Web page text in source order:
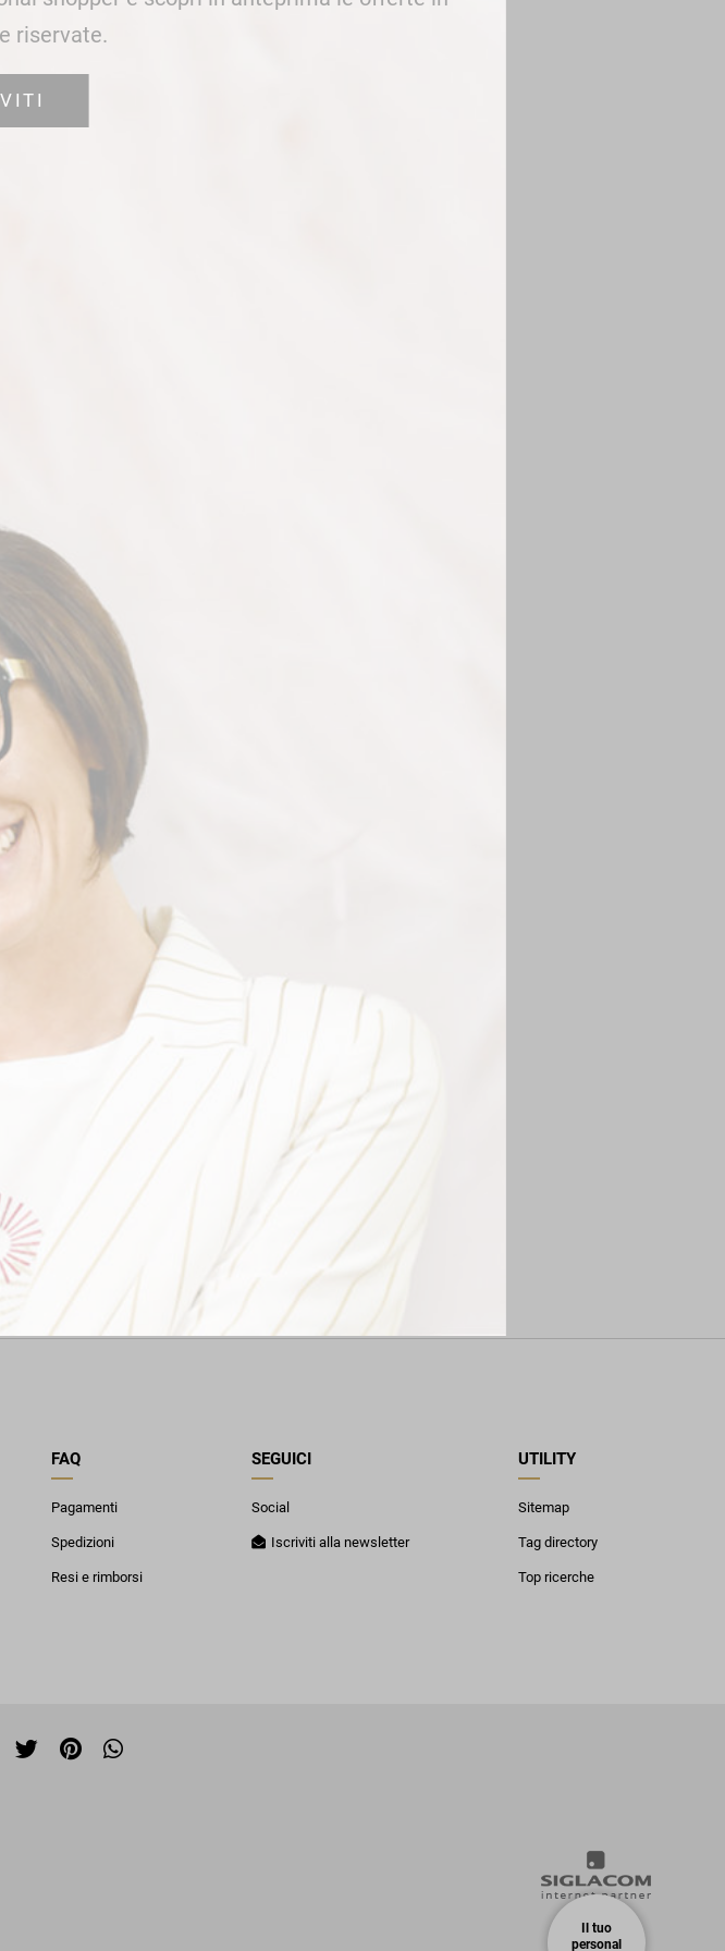
Il tuo
personal
FAQ
Pagamenti
Spedizioni
Resi e rimborsi
SEGUICI
Social
Iscriviti alla newsletter
UTILITY
Sitemap
Tag directory
Top ricerche
riservate.